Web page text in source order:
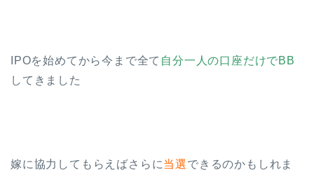
IPOを始めてから今まで全て 自分一人の口座だけでBB
してきました
嫁に協力してもらえばさらに当選できるのかもしれま